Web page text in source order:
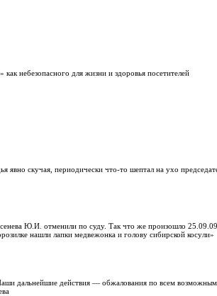
небезопасного для жизни и здоровья посетителей
явно скучая, периодически что-то шептал на ухо
Ю.И. отменили по суду. Так что же произошло
нашли лапки медвежонка и голову сибирской косули»
дальнейшие действия — обжалования по всем возможным